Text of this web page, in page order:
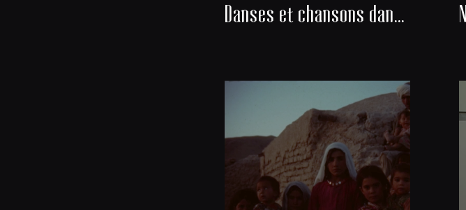
Danses et chansons dans un salon